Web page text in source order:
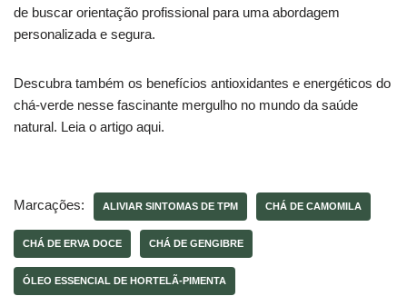
de buscar orientação profissional para uma abordagem
personalizada e segura.
Descubra também os benefícios antioxidantes e energéticos do
chá-verde nesse fascinante mergulho no mundo da saúde
natural. Leia o artigo aqui.
Marcações: ALIVIAR SINTOMAS DE TPM CHÁ DE CAMOMILA
CHÁ DE ERVA DOCE CHÁ DE GENGIBRE
ÓLEO ESSENCIAL DE HORTELÃ-PIMENTA